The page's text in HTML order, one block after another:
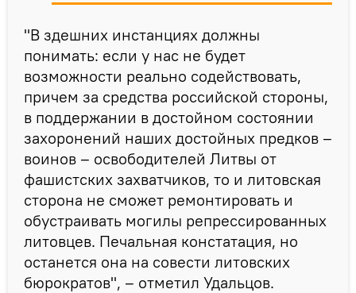
"В здешних инстанциях должны
понимать: если у нас не будет
возможности реально содействовать,
причем за средства российской стороны,
в поддержании в достойном состоянии
захоронений наших достойных предков –
воинов – освободителей Литвы от
фашистских захватчиков, то и литовская
сторона не сможет ремонтировать и
обустраивать могилы репрессированных
литовцев. Печальная констатация, но
останется она на совести литовских
бюрократов", – отметил Удальцов.